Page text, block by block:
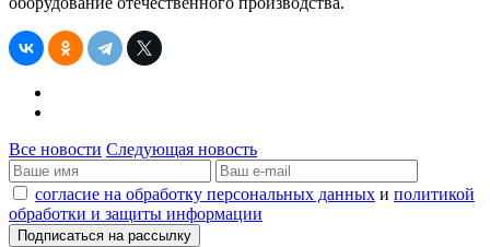
Все новости Следующая новость
согласие на обработку персональных данных и политикой
обработки и защиты информации